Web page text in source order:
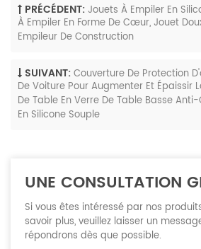
PRÉCÉDENT: Jouets À Empiler En
À Empiler En Forme De Cœur, Jouet
Empileur De Construction
SUIVANT:Couverture De Protection
De Voiture Pour Augmenter Et Épaissir
De Table En Verre De Table Basse
En Silicone Souple
UNE CONSULTATION
Si vous êtes intéressé par nos
savoir plus, veuillez laisser un
répondrons dès que possible.